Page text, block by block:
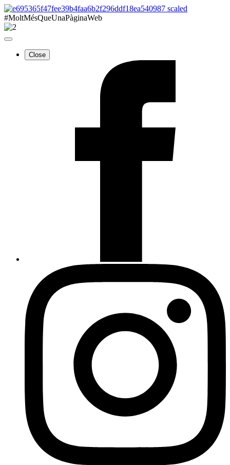
#MoltMésQueUnaPàginaWeb
Close